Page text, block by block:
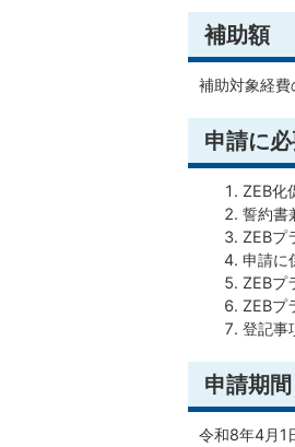
補助額
補助対象経費
申請に
ZEB化
誓約書
ZEBプ
申請に
ZEBプ
ZEBプ
登記事
申請期間
令和8年4月1